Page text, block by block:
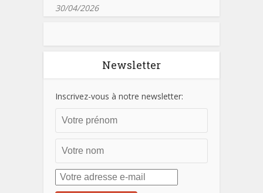
30/04/2026
Newsletter
Inscrivez-vous à notre newsletter: